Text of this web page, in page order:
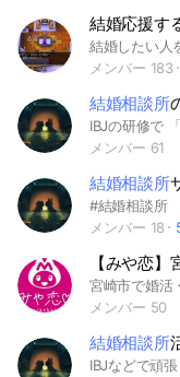
結婚応援す
メンバー 183
結婚相談所
メンバー 61
結婚相談所
#結婚相談所
メンバー 18
【みや恋
メンバー 50
結婚相談所